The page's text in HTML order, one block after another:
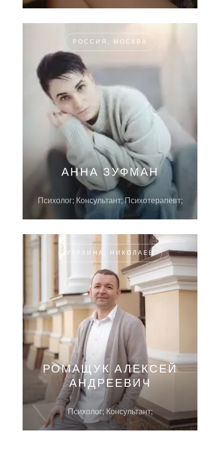
РОССИЯ, МОСКВА
АННА ЗУФМАН
Психолог; Консультант; Психотерапевт;
УКРАИНА, НИКОЛАЕВ
РОМАЩУК АЛЕКСЕЙ
АНДРЕЕВИЧ
Психолог; Консультант;